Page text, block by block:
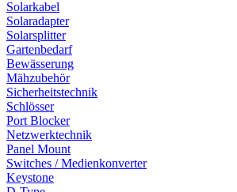
Solarkabel
Solaradapter
Solarsplitter
Gartenbedarf
Bewässerung
Mähzubehör
Sicherheitstechnik
Schlösser
Port Blocker
Netzwerktechnik
Panel Mount
Switches / Medienkonverter
Keystone